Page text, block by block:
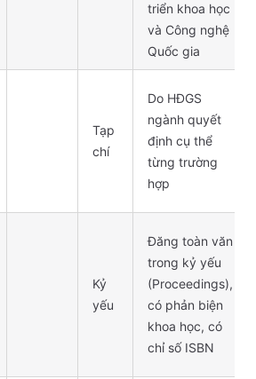
triển khoa học
và Công nghệ
Quốc gia
Tạp
chí
Do HĐGS
ngành quyết
định cụ thể
từng trường
hợp
Kỷ
yếu
Đăng toàn văn
trong kỷ yếu
(Proceedings),
có phản biện
khoa học, có
chỉ số ISBN